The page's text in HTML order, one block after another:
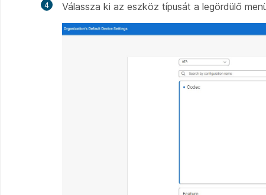
4 Válassza ki az eszköz típusát a legördülő